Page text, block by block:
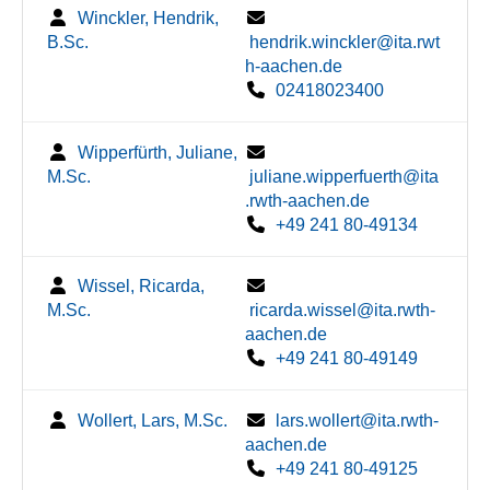
Winckler, Hendrik,
B.Sc.
hendrik.winckler@ita.rwt
h-aachen.de
02418023400
Wipperfürth, Juliane,
M.Sc.
juliane.wipperfuerth@ita
.rwth-aachen.de
+49 241 80-49134
Wissel, Ricarda,
M.Sc.
ricarda.wissel@ita.rwth-
aachen.de
+49 241 80-49149
Wollert, Lars, M.Sc.
lars.wollert@ita.rwth-
aachen.de
+49 241 80-49125